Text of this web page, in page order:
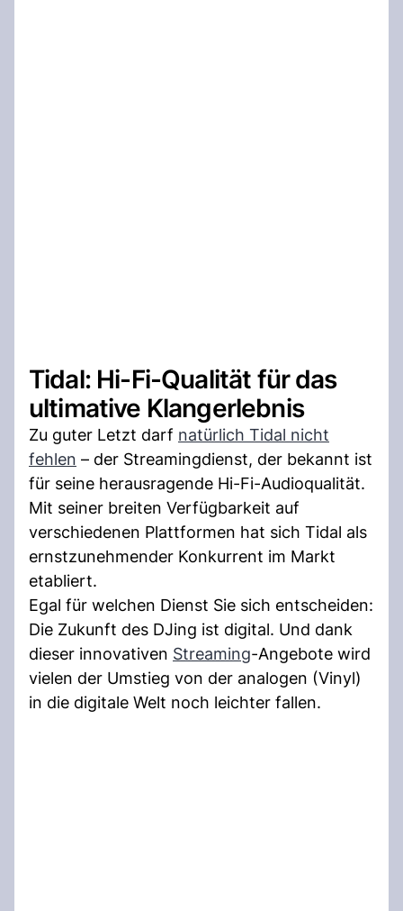
Tidal: Hi-Fi-Qualität für das
ultimative Klangerlebnis
Zu guter Letzt darf natürlich Tidal nicht
fehlen – der Streamingdienst, der bekannt ist
für seine herausragende Hi-Fi-Audioqualität.
Mit seiner breiten Verfügbarkeit auf
verschiedenen Plattformen hat sich Tidal als
ernstzunehmender Konkurrent im Markt
etabliert.
Egal für welchen Dienst Sie sich entscheiden:
Die Zukunft des DJing ist digital. Und dank
dieser innovativen Streaming-Angebote wird
vielen der Umstieg von der analogen (Vinyl)
in die digitale Welt noch leichter fallen.